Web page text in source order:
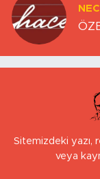
Sitemizdeki yazı,
veya